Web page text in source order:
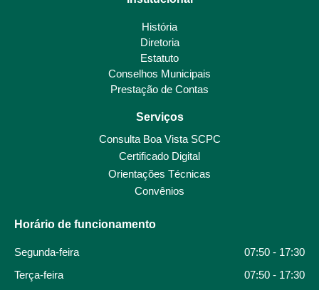
História
Diretoria
Estatuto
Conselhos Municipais
Prestação de Contas
Serviços
Consulta Boa Vista SCPC
Certificado Digital
Orientações Técnicas
Convênios
Horário de funcionamento
Segunda-feira
07:50 - 17:30
Terça-feira
07:50 - 17:30